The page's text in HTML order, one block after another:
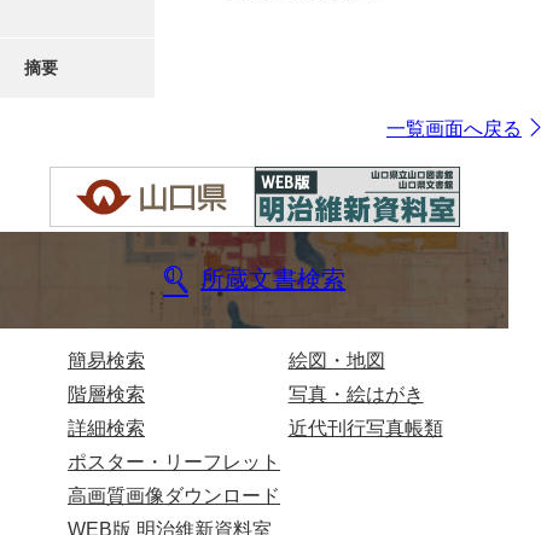
摘要
一覧画面へ戻る
所蔵文書検索
簡易検索
階層検索
詳細検索
絵図・地図
写真・絵はがき
近代刊行写真帳類
ポスター・リーフレット
高画質画像ダウンロード
WEB版 明治維新資料室